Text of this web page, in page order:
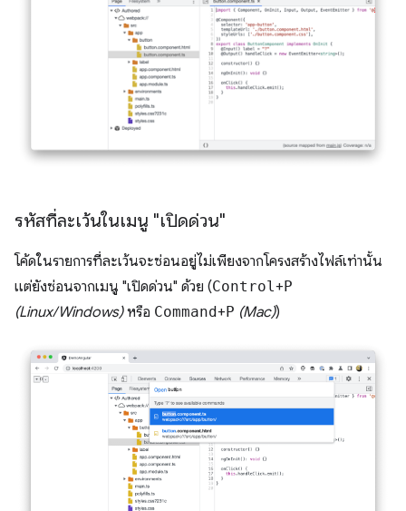
รหัสที่ละเว้นในเมนู "เปิดด่วน"
โค้ดในรายการที่ละเว้นจะซ่อนอยู่ไม่เพียงจากโครงสร้างไฟล์เท่านั้น
แต่ยังซ่อนจากเมนู "เปิดด่วน" ด้วย (Control +P
(Linux/Windows)หรือ Command+P (Mac))